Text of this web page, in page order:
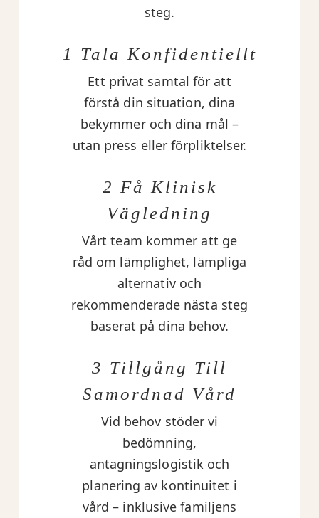
steg.
1 Tala Konfidentiellt
Ett privat samtal för att
förstå din situation, dina
bekymmer och dina mål –
utan press eller förpliktelser.
2 Få Klinisk
Vägledning
Vårt team kommer att ge
råd om lämplighet, lämpliga
alternativ och
rekommenderade nästa steg
baserat på dina behov.
3 Tillgång Till
Samordnad Vård
Vid behov stöder vi
bedömning,
antagningslogistik och
planering av kontinuitet i
vård – inklusive familjens